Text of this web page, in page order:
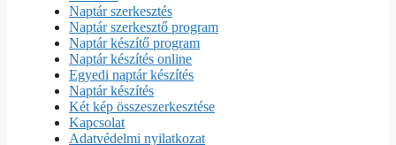
Naptár szerkesztés
Naptár szerkesztő program
Naptár készítő program
Naptár készítés online
Egyedi naptár készítés
Naptár készítés
Két kép összeszerkesztése
Kapcsolat
Adatvédelmi nyilatkozat